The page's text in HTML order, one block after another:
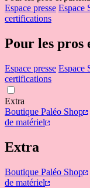
Espace presse Espace
certifications
Pour les pros
Espace presse Espace
certifications
Extra
Boutique Paléo Shop
de matériel
Extra
Boutique Paléo Shop
de matériel